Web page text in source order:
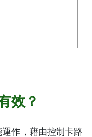
效？
作，藉由控制卡路